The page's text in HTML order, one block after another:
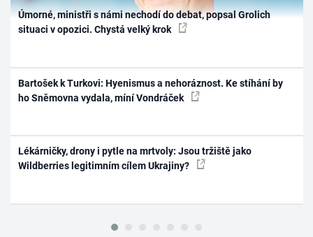
Úmorné, ministři s námi nechodí do debat, popsal Grolich
situaci v opozici. Chystá velký krok
Bartošek k Turkovi: Hyenismus a nehoráznost. Ke stíhání by
ho Sněmovna vydala, míní Vondráček
Lékárničky, drony i pytle na mrtvoly: Jsou tržiště jako
Wildberries legitimním cílem Ukrajiny?